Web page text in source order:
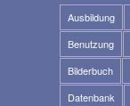
Ausbildung
Benutzung
Bilderbuch
Datenbank